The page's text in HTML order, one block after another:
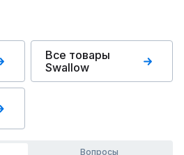
Все товары
Swallow
Вопросы